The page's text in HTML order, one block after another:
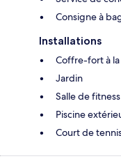
Consigne à
Installations
Coffre-fort à
Jardin
Salle de fitness
Piscine
Court de